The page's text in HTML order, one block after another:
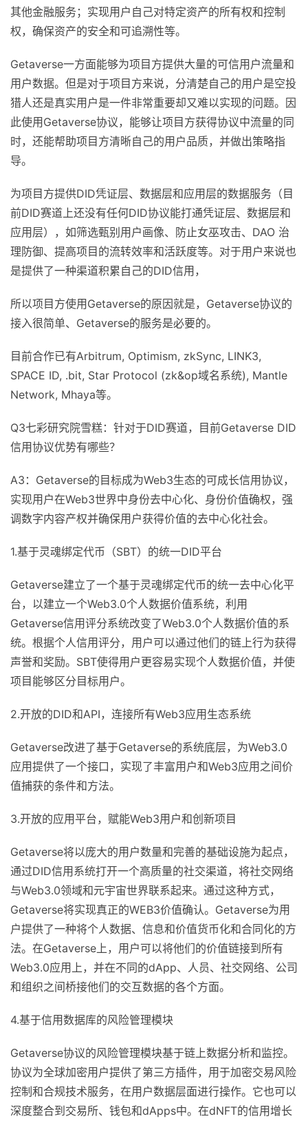
其他金融服务；实现用户自己对特定资产的所有权和控制
权，确保资产的安全和可追溯性等。
Getaverse一方面能够为项目方提供大量的可信用户流量和
用户数据。但是对于项目方来说，分清楚自己的用户是空投
猎人还是真实用户是一件非常重要却又难以实现的问题。因
此使用Getaverse协议，能够让项目方获得协议中流量的同
时，还能帮助项目方清晰自己的用户品质，并做出策略指
导。
为项目方提供DID凭证层、数据层和应用层的数据服务（目
前DID赛道上还没有任何DID协议能打通凭证层、数据层和
应用层），如筛选甄别用户画像、防止女巫攻击、DAO 治
理防御、提高项目的流转效率和活跃度等。对于用户来说也
是提供了一种渠道积累自己的DID信用，
所以项目方使用Getaverse的原因就是，Getaverse协议的
接入很简单、Getaverse的服务是必要的。
目前合作已有Arbitrum, Optimism, zkSync, LINK3,
SPACE ID, .bit, Star Protocol (zk&op域名系统), Mantle
Network, Mhaya等。
Q3七彩研究院雪糕：针对于DID赛道，目前Getaverse DID
信用协议优势有哪些？
A3：Getaverse的目标成为Web3生态的可成长信用协议，
实现用户在Web3世界中身份去中心化、身份价值确权，强
调数字内容产权并确保用户获得价值的去中心化社会。
1.基于灵魂绑定代币（SBT）的统一DID平台
Getaverse建立了一个基于灵魂绑定代币的统一去中心化平
台，以建立一个Web3.0个人数据价值系统，利用
Getaverse信用评分系统改变了Web3.0个人数据价值的系
统。根据个人信用评分，用户可以通过他们的链上行为获得
声誉和奖励。SBT使得用户更容易实现个人数据价值，并使
项目能够区分目标用户。
2.开放的DID和API，连接所有Web3应用生态系统
Getaverse改进了基于Getaverse的系统底层，为Web3.0
应用提供了一个接口，实现了丰富用户和Web3应用之间价
值捕获的条件和方法。
3.开放的应用平台，赋能Web3用户和创新项目
Getaverse将以庞大的用户数量和完善的基础设施为起点，
通过DID信用系统打开一个高质量的社交渠道，将社交网络
与Web3.0领域和元宇宙世界联系起来。通过这种方式，
Getaverse将实现真正的WEB3价值确认。Getaverse为用
户提供了一种将个人数据、信息和价值货币化和合同化的方
法。在Getaverse上，用户可以将他们的价值链接到所有
Web3.0应用上，并在不同的dApp、人员、社交网络、公司
和组织之间桥接他们的交互数据的各个方面。
4.基于信用数据库的风险管理模块
Getaverse协议的风险管理模块基于链上数据分析和监控。
协议为全球加密用户提供了第三方插件，用于加密交易风险
控制和合规技术服务，在用户数据层面进行操作。它也可以
深度整合到交易所、钱包和dApps中。在dNFT的信用增长